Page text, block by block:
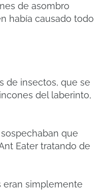
de asombro
había causado todo
de insectos, que se
del laberinto,
que
Eater tratando de
eran simplemente